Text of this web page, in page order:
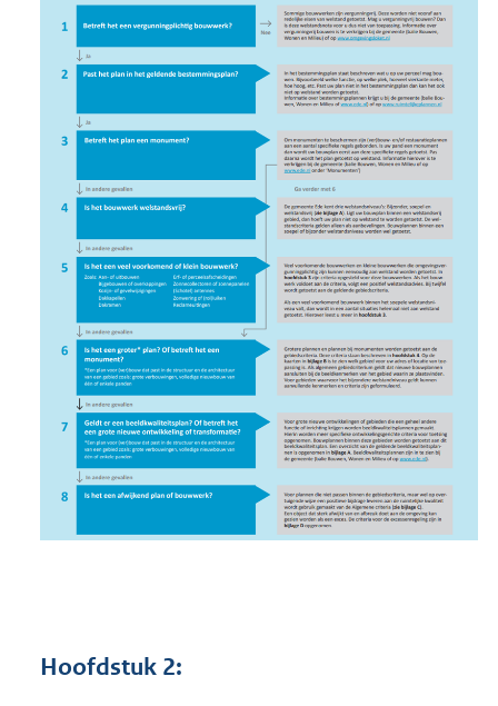
Hoofdstuk 2: